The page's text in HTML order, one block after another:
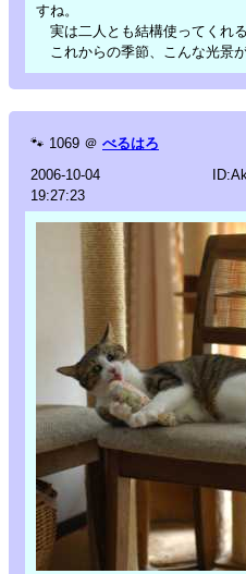
すね。
実は二人とも結構使ってくれる
これからの季節、こんな光景が
🐾 1069 ＠ べるはろ
2006-10-04
19:27:23